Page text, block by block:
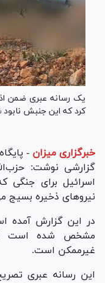
یک رسانه عبری ضمن
کرد که این جنبش
خبرگزاری میزان -
گزارشی نوشت:
اسرائیل برای
نیروهای ذخیره بسیج
در این گزارش
مشخص شده است که
غیرممکن است.
این رسانه عبری